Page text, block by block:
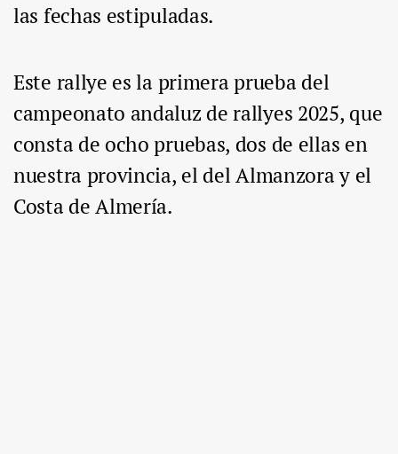
las fechas estipuladas.
Este rallye es la primera prueba del
campeonato andaluz de rallyes 2025, que
consta de ocho pruebas, dos de ellas en
nuestra provincia, el del Almanzora y el
Costa de Almería.